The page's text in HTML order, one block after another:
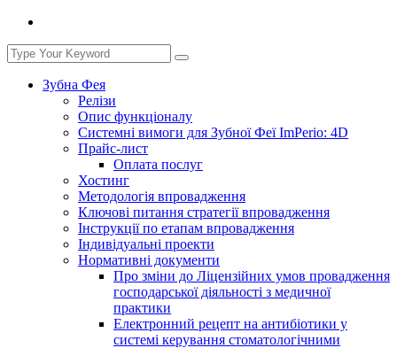
Зубна Фея
Релізи
Опис функціоналу
Системні вимоги для Зубної Феї ImPerio: 4D
Прайс-лист
Оплата послуг
Хостинг
Методологія впровадження
Ключові питання стратегії впровадження
Інструкції по етапам впровадження
Індивідуальні проекти
Нормативні документи
Про зміни до Ліцензійних умов провадження
господарської діяльності з медичної
практики
Електронний рецепт на антибіотики у
системі керування стоматологічними